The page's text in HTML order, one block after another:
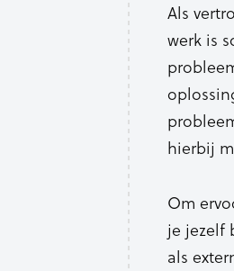
Als
werk is
hierbij
Om
je jezelf
als